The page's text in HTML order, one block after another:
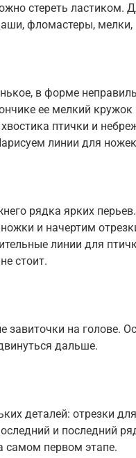
стереть ластиком.
фломастеры, мелки,
в форме
ее мелкий
птички и
линии для
рядка ярких
и начертим
линии для
стоит.
на голове.
дальше.
деталей: отрезки
и последний
самом первом этапе.